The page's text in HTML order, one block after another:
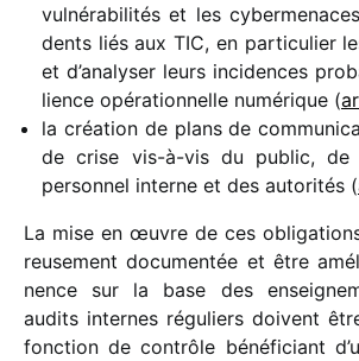
vulné­ra­bi­li­tés et les
dents liés aux TIC, en parti­cu­lier
et d’analyser leurs inci­dences
lience opéra­tion­nelle numé­rique (
la créa­tion de plans de
de crise vis-à-vis du public, de
person­nel interne et des auto­ri­tés (
La mise en œuvre de ces
reu­se­ment docu­men­tée et être
nence sur la base des
audits internes régu­liers doivent
fonc­tion de contrôle béné­fi­ciant